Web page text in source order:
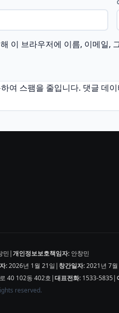
이 브라우저에 이름, 이메일,
여 스팸을 줄입니다. 댓글 데
민|개인정보보호책임자: 안창민
:2026년 1월 21일|창간일자:2021년 7월
40 102동 402호|대표전화: 1533-5835|
reserved.